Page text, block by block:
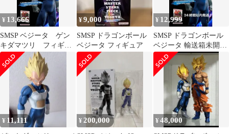
¥ 13,666
SMSP ベジータ ゲン
キダマツリ フィギュ
ア ドラゴンボール
¥9,000
SMSP ドラゴンボール
ベジータ フィギュア
¥ 12,999
SMSP ドラゴンボール
ベジータ 輸送箱未開
封 ゲンキダマツリ
¥ 11,111 ¥200,000 ¥48,000